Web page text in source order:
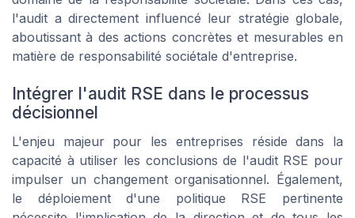
l'audit a directement influencé leur stratégie globale,
aboutissant à des actions concrètes et mesurables en
matière de responsabilité sociétale d'entreprise.
Intégrer l'audit RSE dans le processus
décisionnel
L'enjeu majeur pour les entreprises réside dans la
capacité à utiliser les conclusions de l'audit RSE pour
impulser un changement organisationnel. Également,
le déploiement d'une politique RSE pertinente